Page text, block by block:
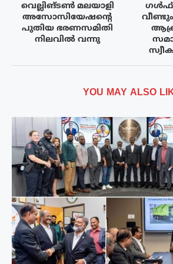
വെല്ലിങ്ടൺ മലയാളി
അസോസിയേഷന്റെ
പുതിയ ഭരണസമിതി
നിലവിൽ വന്നു
ഗൾഫ്
YOU MAY ALSO